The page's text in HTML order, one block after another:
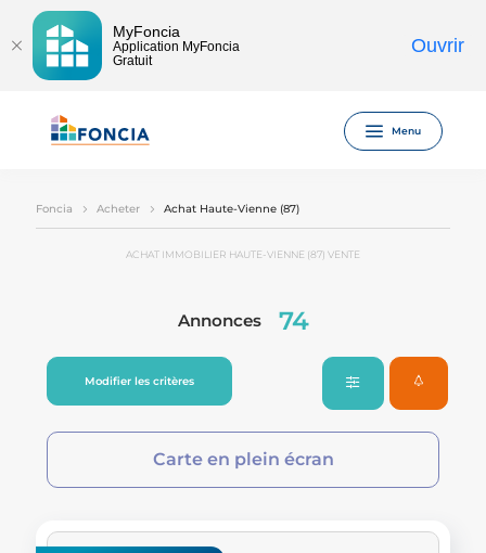
MyFoncia
Application MyFoncia
Gratuit
Ouvrir
Menu
Foncia Acheter Achat Haute-Vienne (87)
ACHAT IMMOBILIER HAUTE-VIENNE (87) VENTE
Annonces 74
Modifier les critères
Carte en plein écran